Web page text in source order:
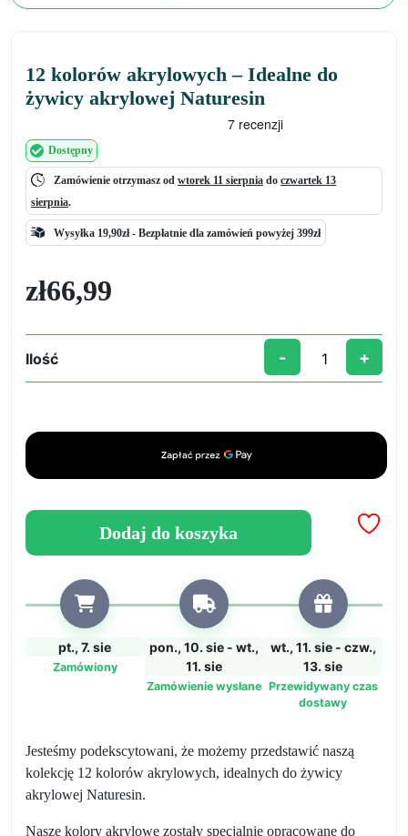
12 kolorów akrylowych – Idealne do
żywicy akrylowej Naturesin
Dostępny
Zamówienie otrzymasz od wtorek 11 sierpnia do czwartek 13
sierpnia.
Wysyłka 19,90zł - Bezpłatnie dla zamówień powyżej 399zł
zł66,99
Ilość
ilość
akrylowych
Idealne
żywicy
- +
Dodaj do koszyka
pt., 7. sie
Zamówiony
pon., 10. sie - wt.,
11. sie
Zamówienie wysłane
wt., 11. sie - czw.,
13. sie
Przewidywany czas
dostawy
Jesteśmy podekscytowani, że możemy przedstawić naszą
kolekcję 12 kolorów akrylowych, idealnych do żywicy
akrylowej Naturesin.
Nasze kolory akrylowe zostały specjalnie opracowane do